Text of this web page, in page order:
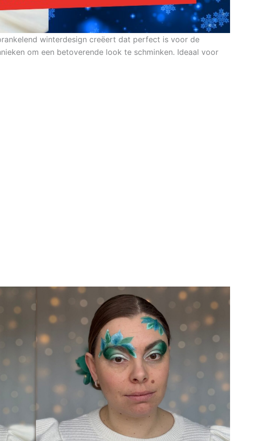
winterdesign creëert dat perfect is voor de
om een betoverende look te schminken. Ideaal voor